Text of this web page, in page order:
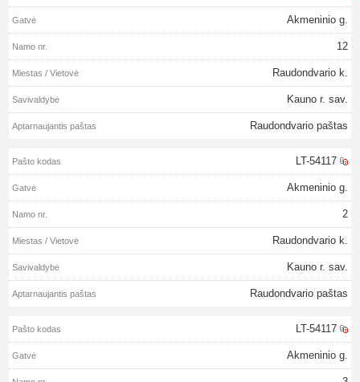
Akmeninio g.
12
Raudondvario k.
Kauno r. sav.
Raudondvario paštas
LT-54117
Akmeninio g.
2
Raudondvario k.
Kauno r. sav.
Raudondvario paštas
LT-54117
Akmeninio g.